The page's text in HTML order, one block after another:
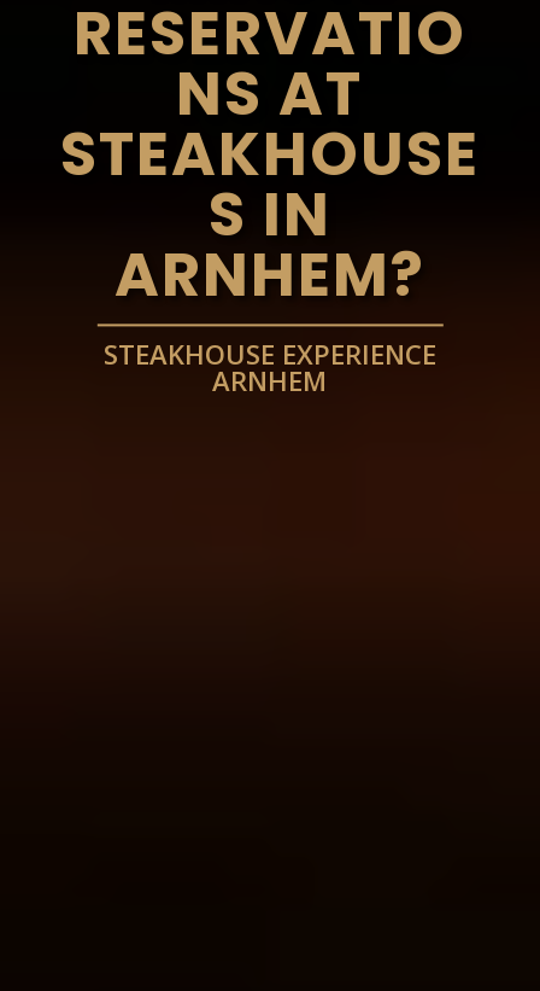
RESERVATIO
NS AT
STEAKHOUSE
S IN
ARNHEM?
STEAKHOUSE EXPERIENCE
ARNHEM